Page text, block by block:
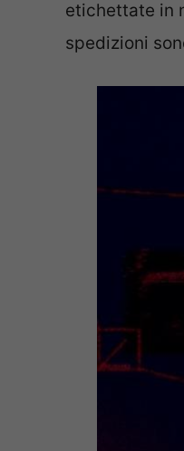
etichettate in
spedizioni